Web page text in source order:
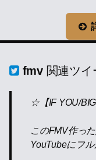
fmv関連ツイ
☆【IF YOU/
このFMV作っ
YouTubeにフ